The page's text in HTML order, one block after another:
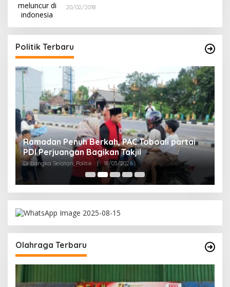
20/02/2018
Politik Terbaru
Ramadan Penuh Berkah, PAC Toboali partai
PDI Perjuangan Bagikan Takjil
Di Bangka Selatan, Politik | 18/03/2026
Olahraga Terbaru